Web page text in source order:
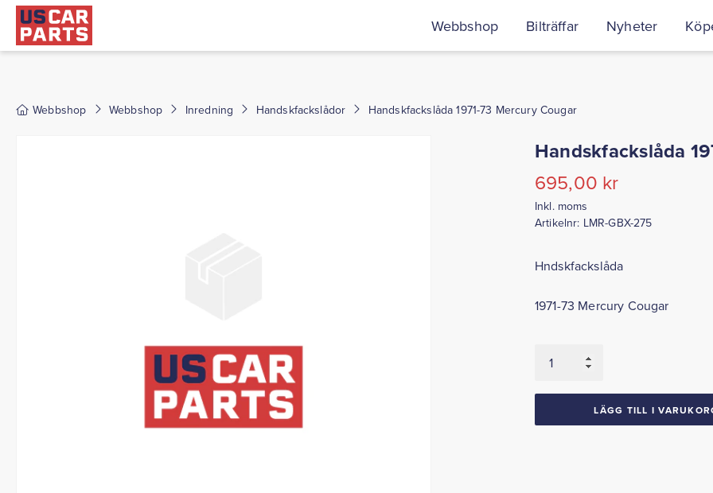
Webbshop Bilträffar Nyheter
Webbshop Webbshop Inredning Handskfackslådor Handskfackslåda 1971-73 Mercury Cougar
Handskfackslåda
695,00 kr
Inkl. moms
Artikelnr: LMR-GBX-275
Hndskfackslåda
1971-73 Mercury Cougar
1971-
LÄGG TILL I